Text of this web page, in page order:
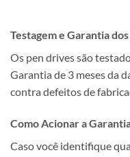
Testagem e Garantia
Os pen drives são
Garantia de 3 meses da
contra defeitos de
Como Acionar a
Caso você identifique